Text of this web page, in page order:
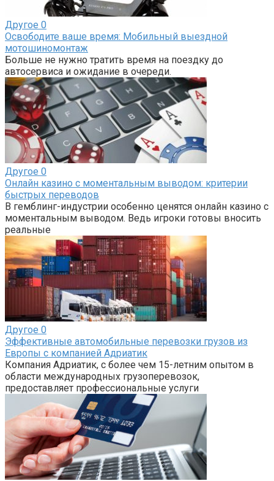
Другое 0
Освободите ваше время: Мобильный выездной
мотошиномонтаж
Больше не нужно тратить время на поездку до
автосервиса и ожидание в очереди.
Другое 0
Онлайн казино с моментальным выводом: критерии
быстрых переводов
В гемблинг-индустрии особенно ценятся онлайн казино с
моментальным выводом. Ведь игроки готовы вносить
реальные
Другое 0
Эффективные автомобильные перевозки грузов из
Европы с компанией Адриатик
Компания Адриатик, с более чем 15-летним опытом в
области международных грузоперевозок,
предоставляет профессиональные услуги